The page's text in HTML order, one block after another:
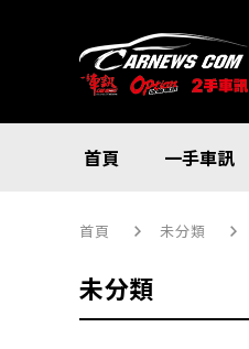
首頁 一手車訊
首頁 未分類
未分類